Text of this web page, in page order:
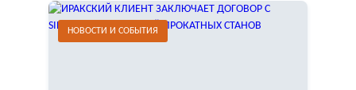
НОВОСТИ И СОБЫТИЯ